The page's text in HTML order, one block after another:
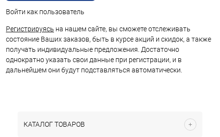
Войти как пользователь
Регистрируясь на нашем сайте, вы сможете отслеживать
состояние Ваших заказов, быть в курсе акций и скидок, а также
получать индивидуальные предложения. Достаточно
однократно указать свои данные при регистрации, и в
дальнейшем они будут подставляться автоматически.
КАТАЛОГ ТОВАРОВ